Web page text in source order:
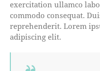
exercitation ullamco
commodo consequat.
reprehenderit. Lorem
adipiscing elit.